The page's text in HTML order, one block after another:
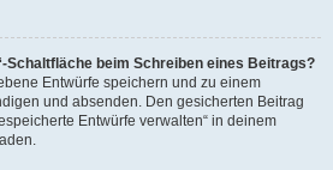
Schaltfläche beim Schreiben eines Beitrags?
Entwürfe speichern und zu einem
und absenden. Den gesicherten Beitrag
Entwürfe verwalten“ in deinem